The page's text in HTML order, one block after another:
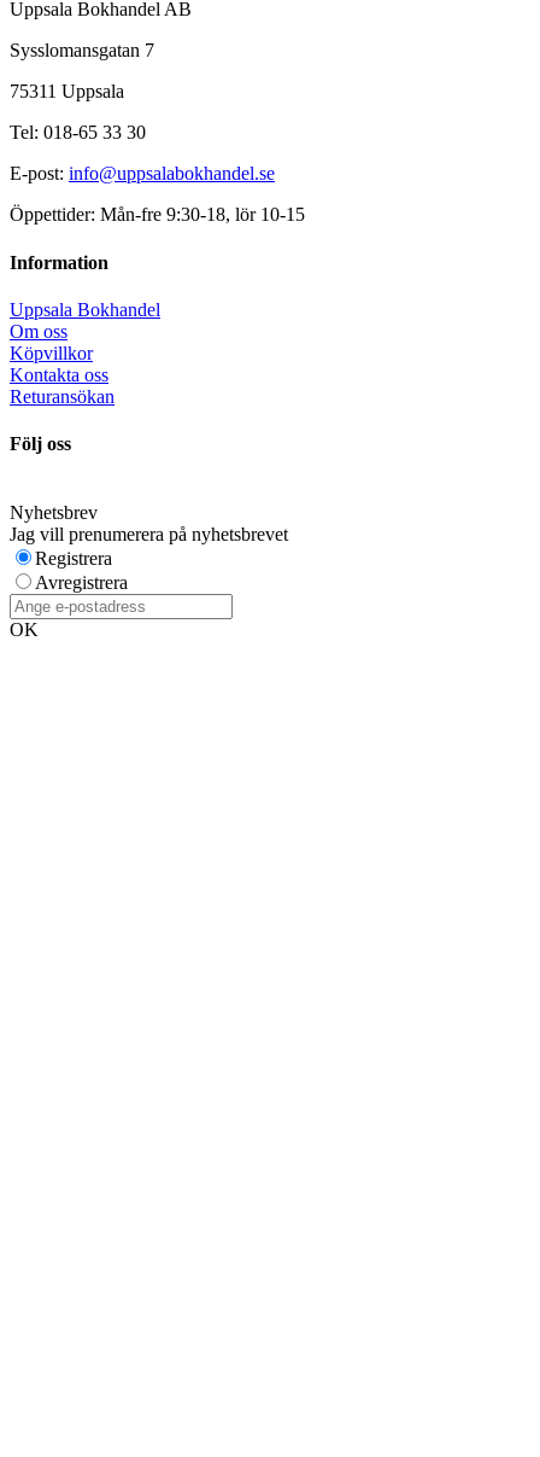
Uppsala Bokhandel AB
Sysslomansgatan 7
75311 Uppsala
Tel: 018-65 33 30
E-post: info@uppsalabokhandel.se
Öppettider: Mån-fre 9:30-18, lör 10-15
Information
Uppsala Bokhandel
Om oss
Köpvillkor
Kontakta oss
Returansökan
Följ oss
Nyhetsbrev
Jag vill prenumerera på nyhetsbrevet
Registrera
Avregistrera
OK